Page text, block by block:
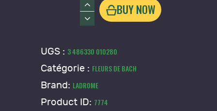
Bach
"Tremble"
Ladrome
BUY NOW
UGS : 3 486330 010280
Catégorie : FLEURS DE BACH
Brand: LADROME
Product ID: 7774